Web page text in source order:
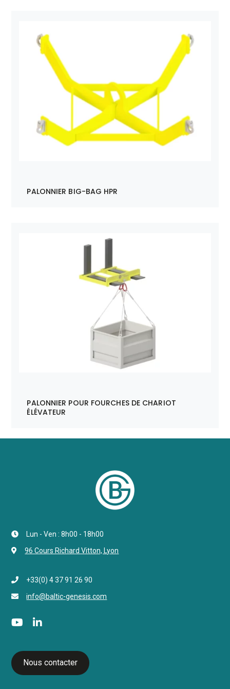
PALONNIER BIG-BAG HPR
PALONNIER POUR FOURCHES DE CHARIOT
ÉLÉVATEUR
Lun - Ven : 8h00 - 18h00
96 Cours Richard Vitton, Lyon
+33(0) 4 37 91 26 90
info@baltic-genesis.com
Nous contacter